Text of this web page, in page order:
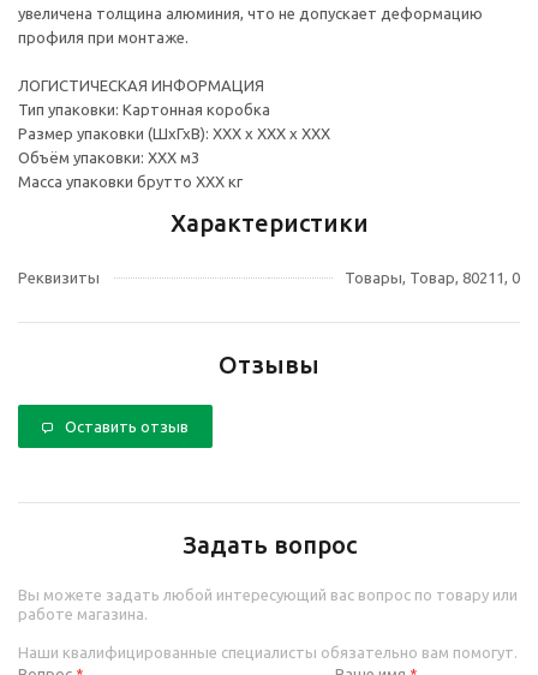
увеличена толщина алюминия, что не допускает деформацию
профиля при монтаже.
ЛОГИСТИЧЕСКАЯ ИНФОРМАЦИЯ
Тип упаковки: Картонная коробка
Размер упаковки (ШхГхВ): ХХХ х ХХХ х ХХХ
Объём упаковки: ХХХ м3
Масса упаковки брутто ХХХ кг
Характеристики
Реквизиты Товары, Товар, 80211, 0
Отзывы
Оставить отзыв
Задать вопрос
Вы можете задать любой интересующий вас вопрос по товару или
работе магазина.
Наши квалифицированные специалисты обязательно вам помогут.